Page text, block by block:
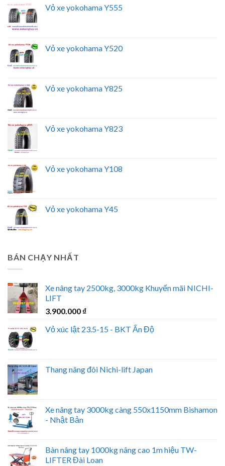
Vỏ xe yokohama Y555
Vỏ xe yokohama Y520
Vỏ xe yokohama Y825
Vỏ xe yokohama Y823
Vỏ xe yokohama Y108
Vỏ xe yokohama Y45
BÁN CHẠY NHẤT
Xe nâng tay 2500kg, 3000kg Khuyến mãi NICHI-
LIFT
3.900.000 ₫
Vỏ xúc lật 23.5-15 - BKT Ấn Độ
Thang nâng đôi Nichi-lift Japan
Xe nâng tay 3000kg càng 550x1150mm Bishamon
- Nhật Bản
Bàn nâng tay 1000kg nâng cao 1m hiệu TW-
LIFTER Đài Loan